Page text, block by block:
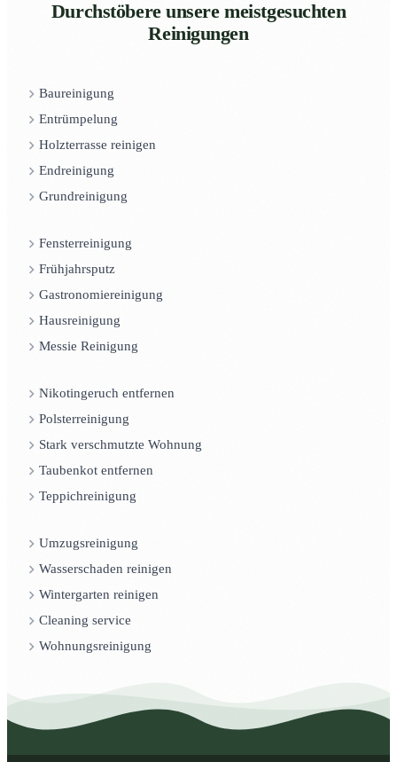
Durchstöbere unsere meistgesuchten
Reinigungen
Baureinigung
Entrümpelung
Holzterrasse reinigen
Endreinigung
Grundreinigung
Fensterreinigung
Frühjahrsputz
Gastronomiereinigung
Hausreinigung
Messie Reinigung
Nikotingeruch entfernen
Polsterreinigung
Stark verschmutzte Wohnung
Taubenkot entfernen
Teppichreinigung
Umzugsreinigung
Wasserschaden reinigen
Wintergarten reinigen
Cleaning service
Wohnungsreinigung